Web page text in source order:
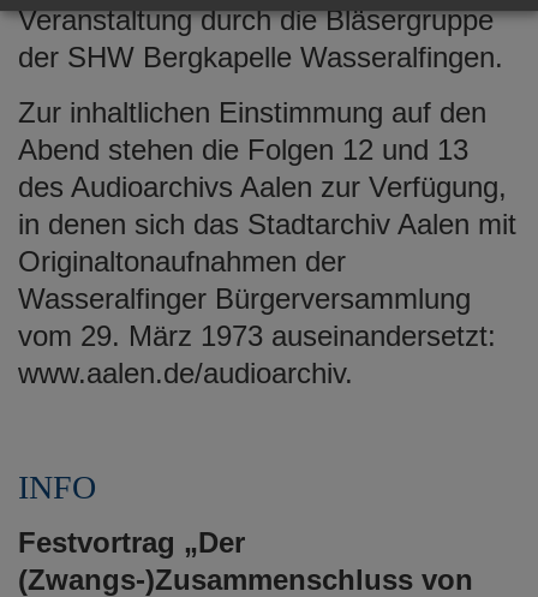
Veranstaltung durch die Bläsergruppe
der SHW Bergkapelle Wasseralfingen.
Zur inhaltlichen Einstimmung auf den
Abend stehen die Folgen 12 und 13
des Audioarchivs Aalen zur Verfügung,
in denen sich das Stadtarchiv Aalen mit
Originaltonaufnahmen der
Wasseralfinger Bürgerversammlung
vom 29. März 1973 auseinandersetzt:
www.aalen.de/audioarchiv.
INFO
Festvortrag „Der
(Zwangs-)Zusammenschluss von